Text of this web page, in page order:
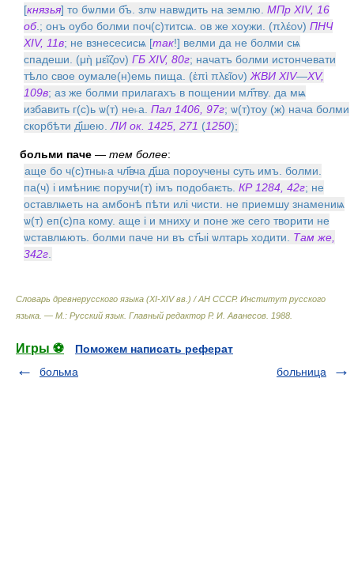
[князья] то бѡлми б҃ъ. злѡ навѡдить на землю. МПр XIV, 16
об.; онъ оубо болми поч(с)титсѩ. ов же хоужи. (πλέον) ПНЧ
XIV, 11в; не взнесесисѩ [так!] велми да не болми сѩ
спадеши. (μὴ μεῖζον) ГБ XIV, 80г; начатъ болми истончевати
тѣло свое оумале(н)емь пища. (ἐπὶ πλεῖον) ЖВИ XIV—XV,
109в; аз же болми прилагахъ в пощении мл҃тву. да мѩ
избавить г(с)ь ѡ(т) не˫а. Пал 1406, 97г; ѡ(т)тоу (ж) нача болми
скорбѣти д҃шею. ЛИ ок. 1425, 271 (1250);
больми паче — тем более:
аще бо ч(с)тны˫а чл҃вча д҃ша пороучены суть имъ. болми.
па(ч) i имѣниѥ поручи(т) iмъ подобаѥть. КР 1284, 42г; не
оставлѩеть на амбонѣ пѣти илi чисти. не приемшу знамениѩ
ѡ(т) еп(с)па кому. аще i и мниху и поне же сего творити не
ѡставлѩють. болми паче ни въ ст҃ыi ѡлтарь ходити. Там же,
342г
Словарь древнерусского языка (XI-XIV вв.) / АН СССР. Институт русского
языка. — М.: Русский язык. Главный редактор Р. И. Аванесов 1988
Игры ⚽
Поможем написать реферат
больма
больница